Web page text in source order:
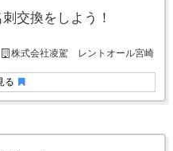
る
交換をしよう！
株式会社凌駕 レントオール宮崎